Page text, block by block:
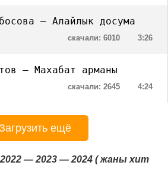
— Алайлык досума
3:26
скачали: 6010
— Махабат арманы
4:24
скачали: 2645
ещё
— 2023 — 2024 ( жаны хит